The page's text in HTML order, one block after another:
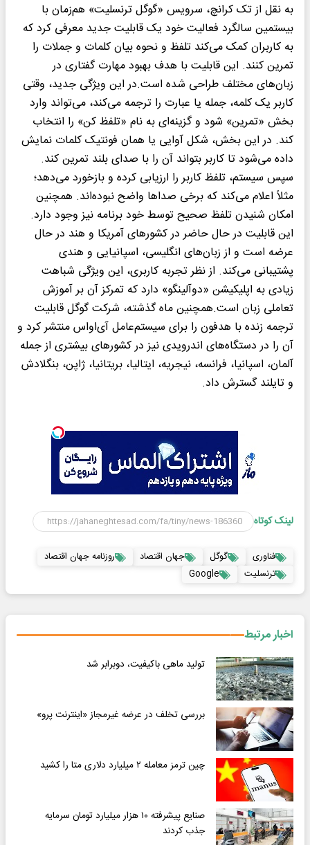
به نقل از تک کرانچ، سرویس «گوگل ترنسلیت» هم‌زمان با
بیستمین سالگرد فعالیت خود یک قابلیت جدید معرفی کرد که
به کاربران کمک می‌کند تلفظ و نحوه بیان کلمات و جملات را
تمرین کنند. این قابلیت با هدف بهبود مهارت گفتاری در
زبان‌های مختلف طراحی شده است.در این ویژگی جدید، وقتی
کاربر یک کلمه، جمله یا عبارت را ترجمه می‌کند، می‌تواند وارد
بخش «تمرین» شود و گزینه‌ای به نام «تلفظ کن» را انتخاب
کند. در این بخش، شکل آوایی یا همان فونتیک کلمات نمایش
داده می‌شود تا کاربر بتواند آن را با صدای بلند تمرین کند.
سپس سیستم، تلفظ کاربر را ارزیابی کرده و بازخورد می‌دهد؛
مثلاً اعلام می‌کند که برخی صداها واضح نبوده‌اند. همچنین
امکان شنیدن تلفظ صحیح توسط خود برنامه نیز وجود دارد.
این قابلیت در حال حاضر در کشورهای آمریکا و هند در حال
عرضه است و از زبان‌های انگلیسی، اسپانیایی و هندی
پشتیبانی می‌کند. از نظر تجربه کاربری، این ویژگی شباهت
زیادی به اپلیکیشن «دوآلینگو» دارد که تمرکز آن بر آموزش
تعاملی زبان است.همچنین ماه گذشته، شرکت گوگل قابلیت
ترجمه زنده با هدفون را برای سیستم‌عامل آی‌اواس منتشر کرد و
آن را در دستگاه‌های اندرویدی نیز در کشورهای بیشتری از جمله
آلمان، اسپانیا، فرانسه، نیجریه، ایتالیا، بریتانیا، ژاپن، بنگلادش
و تایلند گسترش داد.
لینک کوتاه
فناوری گوگل جهان اقتصاد
روزنامه جهان اقتصاد
ترنسلیت
Google
اخبار مرتبط
تولید ماهی باکیفیت، دوبرابر شد
بررسی تخلف در عرضه غیرمجاز «اینترنت پرو»
چین ترمز معامله ۲ میلیارد دلاری متا را کشید
صنایع پیشرفته ۱۰ هزار میلیارد تومان سرمایه
جذب کردند